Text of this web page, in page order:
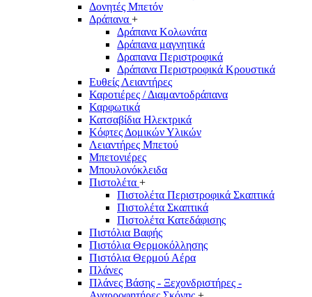
Δονητές Μπετόν
Δράπανα +
Δράπανα Κολωνάτα
Δράπανα μαγνητικά
Δραπανα Περιστροφικά
Δράπανα Περιστροφικά Κρουστικά
Ευθείς Λειαντήρες
Καροτιέρες / Διαμαντοδράπανα
Καρφωτικά
Κατσαβίδια Ηλεκτρικά
Κόφτες Δομικών Υλικών
Λειαντήρες Μπετού
Μπετονιέρες
Μπουλονόκλειδα
Πιστολέτα +
Πιστολέτα Περιστροφικά Σκαπτικά
Πιστολέτα Σκαπτικά
Πιστολέτα Κατεδάφισης
Πιστόλια Βαφής
Πιστόλια Θερμοκόλλησης
Πιστόλια Θερμού Αέρα
Πλάνες
Πλάνες Βάσης - Ξεχονδριστήρες -